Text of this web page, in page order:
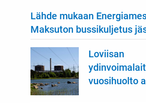
Lähde mukaan
Maksuton bussikuljetus
Loviisan
vuosihuolto